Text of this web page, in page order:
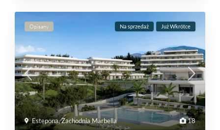
18
Estepona,Zachodnia Marbella
Opisany Na sprzedaż Już Wkrótce